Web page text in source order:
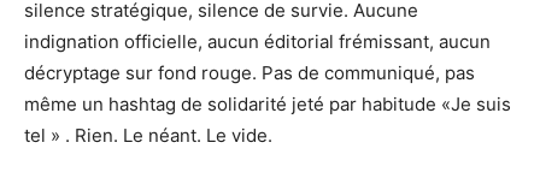
silence stratégique, silence de survie. Aucune
indignation officielle, aucun éditorial frémissant, aucun
décryptage sur fond rouge. Pas de communiqué, pas
même un hashtag de solidarité jeté par habitude «Je suis
tel » . Rien. Le néant. Le vide.